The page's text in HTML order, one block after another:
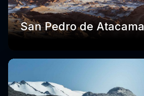
San Pedro de Atacama